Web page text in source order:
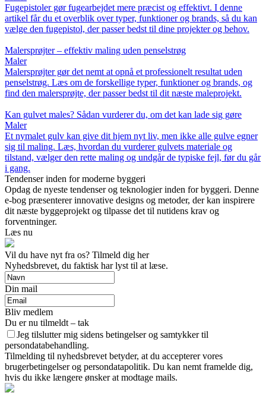
Fugepistoler gør fugearbejdet mere præcist og effektivt. I denne
artikel får du et overblik over typer, funktioner og brands, så du kan
vælge den fugepistol, der passer bedst til dine projekter og behov.
Malersprøjter – effektiv maling uden penselstrøg
Maler
Malersprøjter gør det nemt at opnå et professionelt resultat uden
penselstrøg. Læs om de forskellige typer, funktioner og brands, og
find den malersprøjte, der passer bedst til dit næste maleprojekt.
Kan gulvet males? Sådan vurderer du, om det kan lade sig gøre
Maler
Et nymalet gulv kan give dit hjem nyt liv, men ikke alle gulve egner
sig til maling. Læs, hvordan du vurderer gulvets materiale og
tilstand, vælger den rette maling og undgår de typiske fejl, før du går
i gang.
Tendenser inden for moderne byggeri
Opdag de nyeste tendenser og teknologier inden for byggeri. Denne
e-bog præsenterer innovative designs og metoder, der kan inspirere
dit næste byggeprojekt og tilpasse det til nutidens krav og
forventninger.
Læs nu
Vil du have nyt fra os? Tilmeld dig her
Nyhedsbrevet, du faktisk har lyst til at læse.
Din mail
Bliv medlem
Du er nu tilmeldt – tak
Jeg tilslutter mig sidens betingelser og samtykker til
persondatabehandling.
Tilmelding til nyhedsbrevet betyder, at du accepterer vores
brugerbetingelser og persondatapolitik. Du kan nemt framelde dig,
hvis du ikke længere ønsker at modtage mails.